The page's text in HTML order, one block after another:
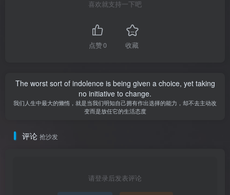
喜欢就支持一下吧
点赞0 收藏
The worst sort of indolence is being given a choice, yet taking
no initiative to change.
我们人生中最大的懒惰，就是当我们明知自己拥有作出选择的能力，却不去主动改
变而是放任它的生活态度
评论 抢沙发
请登录后发表评论